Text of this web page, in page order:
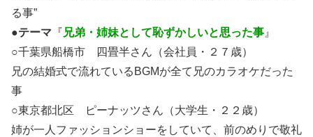
る事”
●テーマ 『 兄弟・姉妹として恥ずかしいと思った事 』
○千葉県船橋市 四畳半さん（会社員・２７歳）
兄の結婚式で流れているBGMが全て兄のカラオケだった
事
○東京都北区 ピーナッツさん（大学生・２２歳）
姉が一人 ファッションショーをしていて、前のめりで敬礼